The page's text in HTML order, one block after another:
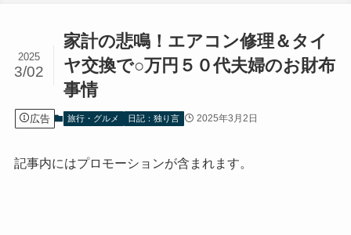
家計の悲鳴！エアコン修理＆タイ
ヤ交換で○万円５０代夫婦のお財布
事情
2025
3/02
広告 旅行・グルメ 日記：独り言 2025年3月2日
記事内にはプロモーションが含まれます。